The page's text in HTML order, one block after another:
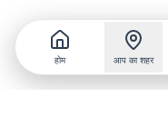
होम आप का शहर